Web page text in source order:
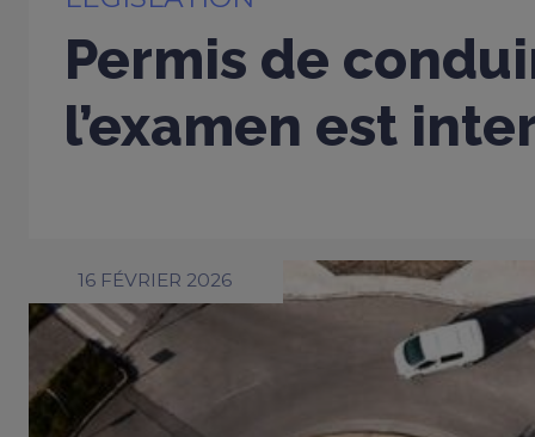
Permis de
l’examen est
16 FÉVRIER 2026